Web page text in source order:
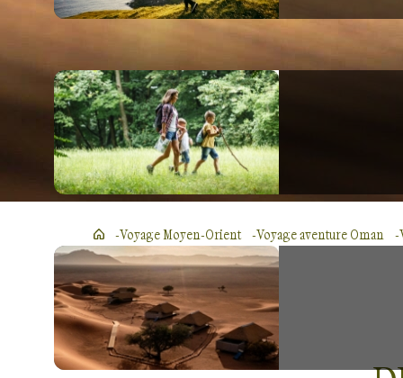
Voyage Moyen-Orient Voyage aventure Oman